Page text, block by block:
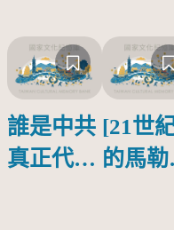
誰是中共
真正代言
[21世
的馬勒